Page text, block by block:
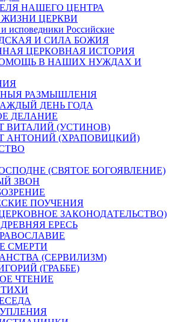
НАШЕГО ЦЕНТРА
ЦЕРКВИ
исповедники Российские
И СИЛА БОЖИЯ
ЦЕРКОВНАЯ ИСТОРИЯ
В НАШИХ НУЖДАХ И
РАЗМЫШЛЕНІЯ
ДЕНЬ ГОДА
ДЕЛАНИЕ
ВИТАЛИЙ (УСТИНОВ)
АНТОНИЙ (ХРАПОВИЦКИЙ)
(СВЯТОЕ БОГОЯВЛЕНИЕ)
ЗВОН
ПОУЧЕНИЯ
ЗАКОНОДАТЕЛЬСТВО)
ЕРЕСЬ
СМЕРТИ
(СЕРВИЛИЗМ)
(ГРАББЕ)
ЧТЕНИЕ